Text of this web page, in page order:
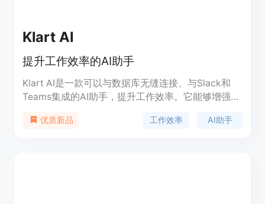
Klart AI
提升工作效率的AI助手
Klart AI是一款可以与数据库无缝连接、与Slack和
Teams集成的AI助手，提升工作效率。它能够增强协
率。产品定价请咨询官方网站。
优质新品 工作效率 AI助手